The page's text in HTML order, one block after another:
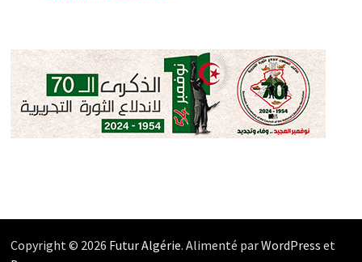
Copyright © 2026 Futur Algérie. Alimenté parWordPress et